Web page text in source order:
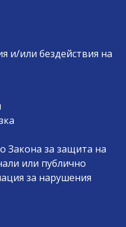
и/или бездействия на
Закона за защита на
или публично
за нарушения